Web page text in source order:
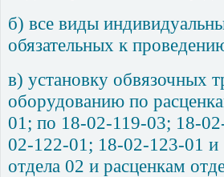
б) все виды
обязательных к
в) установку обвязочных
оборудованию по
01; по 18-02-119-03; 18-
02-122-01; 18-02-123-01 и
отдела 02 и расценкам